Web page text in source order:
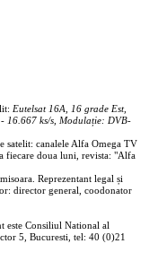
Eutelsat 16A, 16 grade Est,
16.667 ks/s, Modulație: DVB-
satelit: canalele Alfa Omega TV
fiecare doua luni, revista: "Alfa
Reprezentant legal și
director general, coodonator
este Consiliul National al
5, Bucuresti, tel: 40 (0)21